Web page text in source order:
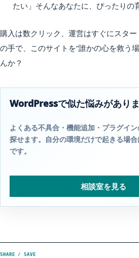
たい」そんなあなたに、ぴったりの
購入は数クリック、運営はすぐにスタ
の手で、このサイトを“誰かの心を救う
んか？
WordPressで似た悩みがあり
よくある不具合・機能追加・プラグイ
探せます。自分の環境だけで起きる場
です。
相談室を見る
SHARE / SAVE